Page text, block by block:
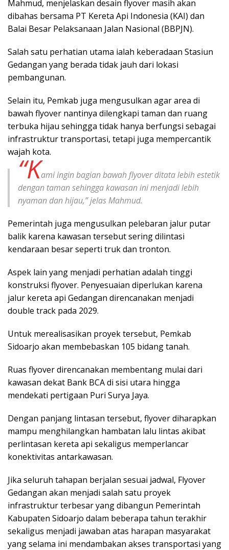
Mahmud, menjelaskan desain flyover masih akan
dibahas bersama PT Kereta Api Indonesia (KAI) dan
Balai Besar Pelaksanaan Jalan Nasional (BBPJN).
Salah satu perhatian utama ialah keberadaan Stasiun
Gedangan yang berada tidak jauh dari lokasi
pembangunan.
Selain itu, Pemkab juga mengusulkan agar area di
bawah flyover nantinya dilengkapi taman dan ruang
terbuka hijau sehingga tidak hanya berfungsi sebagai
infrastruktur transportasi, tetapi juga mempercantik
wajah kota.
“Kami ingin bagian bawah flyover ditata lebih estetik
dengan taman sehingga kawasan ini menjadi lebih
nyaman dan hijau,” jelas Mahmud.
Pemerintah juga mengusulkan pelebaran jalur putar
balik karena kawasan tersebut sering dilintasi
kendaraan besar seperti truk dan tronton.
Aspek lain yang menjadi perhatian adalah tinggi
konstruksi flyover. Penyesuaian diperlukan karena
jalur kereta api Gedangan direncanakan menjadi
double track pada 2029.
Untuk merealisasikan proyek tersebut, Pemkab
Sidoarjo akan membebaskan 105 bidang tanah.
Ruas flyover direncanakan membentang mulai dari
kawasan dekat Bank BCA di sisi utara hingga
mendekati pertigaan Puri Surya Jaya.
Dengan panjang lintasan tersebut, flyover diharapkan
mampu menghilangkan hambatan lalu lintas akibat
perlintasan kereta api sekaligus memperlancar
konektivitas antarkawasan.
Jika seluruh tahapan berjalan sesuai jadwal, Flyover
Gedangan akan menjadi salah satu proyek
infrastruktur terbesar yang dibangun Pemerintah
Kabupaten Sidoarjo dalam beberapa tahun terakhir
sekaligus menjadi jawaban atas harapan masyarakat
yang selama ini mendambakan akses transportasi yang